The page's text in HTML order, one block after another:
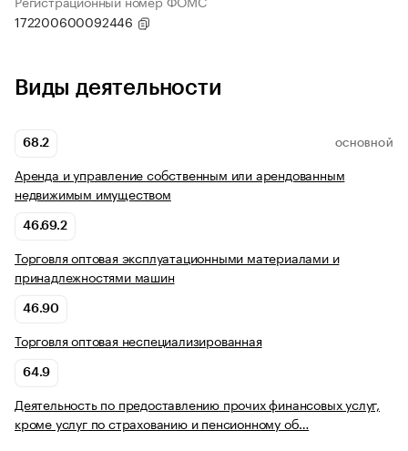
172200600092446
Виды деятельности
68.2 ОСНОВНОЙ
Аренда и управление собственным или арендованным
недвижимым имуществом
46.69.2
Торговля оптовая эксплуатационными материалами и
принадлежностями машин
46.90
Торговля оптовая неспециализированная
64.9
Деятельность по предоставлению прочих финансовых услуг,
кроме услуг по страхованию и пенсионному об…